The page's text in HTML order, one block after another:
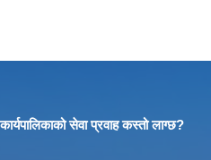
सेवा प्रवाह कस्तो लाग्छ?